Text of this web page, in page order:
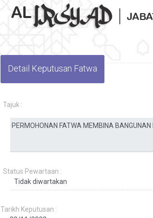
Detail Keputusan Fatwa
Tajuk :
Status Pewartaan :
Tarikh Keputusan :